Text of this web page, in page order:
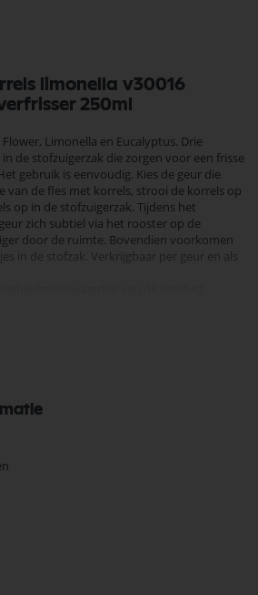
limonella v30016
250ml
Limonella en Eucalyptus. Drie
de stofzuigerzak die zorgen voor een frisse
gebruik is eenvoudig. Kies de geur die
van de fles met korrels, strooi de korrels op
op in de stofzuigerzak. Tijdens het
zich subtiel via het rooster op de
door de ruimte. Bovendien voorkomen
in de stofzak. Verkrijgbaar per geur en als